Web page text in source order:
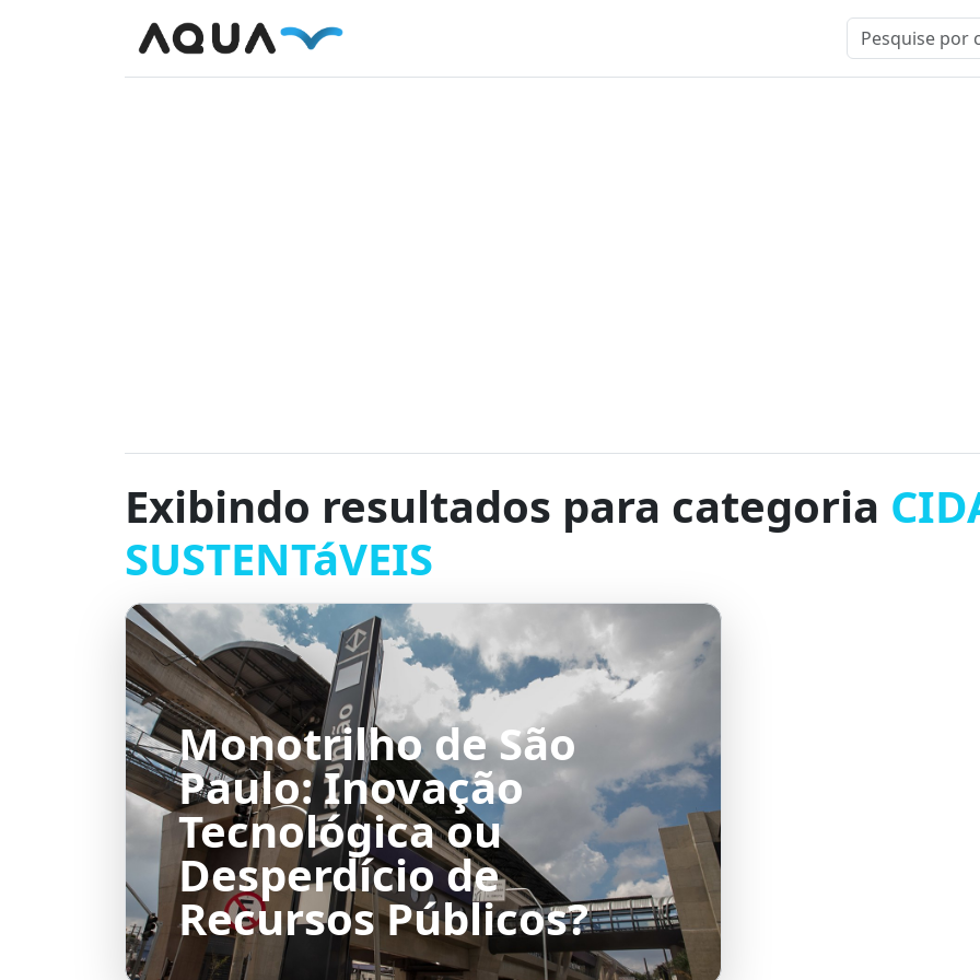
Exibindo resultados para categoria
SUSTENTáVEIS
Monotrilho de São
Paulo: Inovação
Tecnológica ou
Desperdício de
Recursos Públicos?